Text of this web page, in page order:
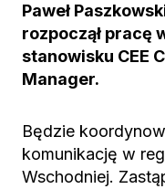
Paweł
rozpoczął pracę
stanowisku CEE
Manager.
Będzie
komunikację w
Wschodniej.